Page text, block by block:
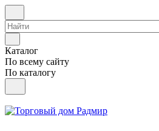
Каталог
По всему сайту
По каталогу